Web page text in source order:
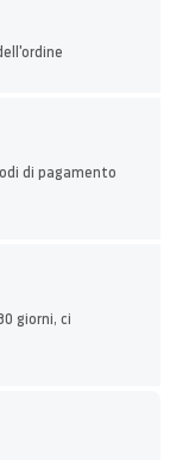
di pagamento
giorni, ci